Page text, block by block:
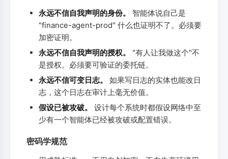
永远不信自我声明的身份。
智能体说自己是
"finance-agent-prod" 什么也证明不了。必须要
加密证明。
永远不信自我声明的授权。
"有人让我做这个"不
是授权。必须要可验证的委托链。
永远不信可变日志。
如果写日志的实体也能改日
志，这个日志在审计上毫无价值。
假设已被攻破。
设计每个系统时都假设网络中至
少有一个智能体已经被攻破或配置错误。
密码学规范